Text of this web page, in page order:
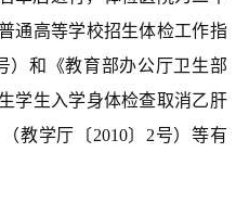
通高等学校招生体检工作指
）和《教育部办公厅卫生部
学生入学身体检查取消乙肝
教学厅〔2010〕2号）等有